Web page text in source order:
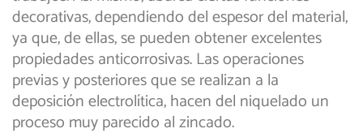
decorativas, dependiendo del espesor del material,
ya que, de ellas, se pueden obtener excelentes
propiedades anticorrosivas. Las operaciones
previas y posteriores que se realizan a la
deposición electrolítica, hacen del niquelado un
proceso muy parecido al zincado.